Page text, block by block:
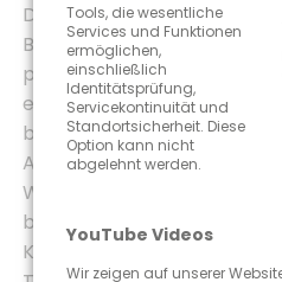
Deutschlandweit
Betreiber einer
podologischen Praxis,
eines Pflegedienstes - um
benennen - bei der
Arbeitsabläufe.
Wir arbeiten nicht nur mit
bestehend aus erfahrenen
Kooperationspartnern aus
Tools, die wesentliche
Services und Funktionen
ermöglichen,
einschließlich
Identitätsprüfung,
Servicekontinuität und
Standortsicherheit. Diese
Option kann nicht
abgelehnt werden.
YouTube Videos
Wir zeigen auf unserer